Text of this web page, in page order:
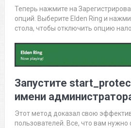
Теперь нажмите на
опций. Выберите Elden Ring и
стола, чтобы отключить опцию
Запустите
имени
Этот метод доказал свою
пользователей. Все, что вам нужно